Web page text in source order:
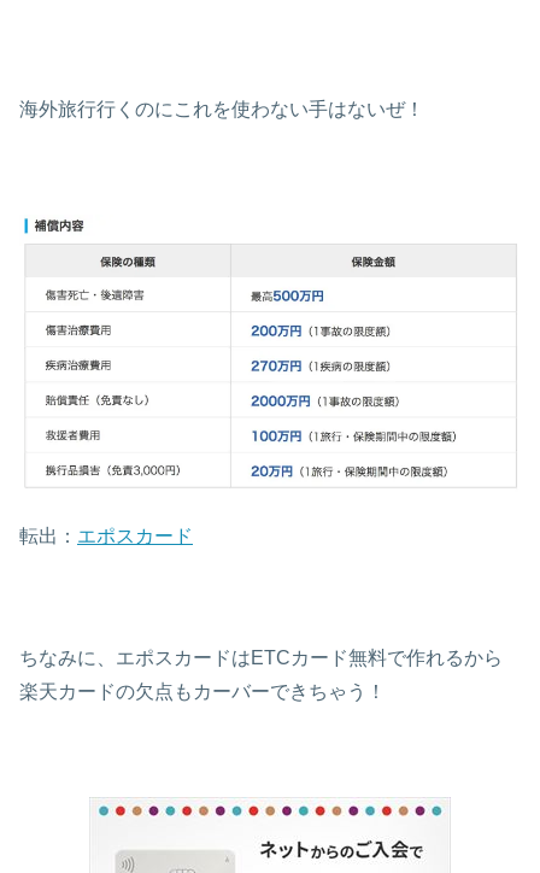
海外旅行行くのにこれを使わない手はないぜ！
転出： エポスカード
ちなみに、エポスカードはETCカード無料で作れるから
楽天カードの欠点もカーバーできちゃう！